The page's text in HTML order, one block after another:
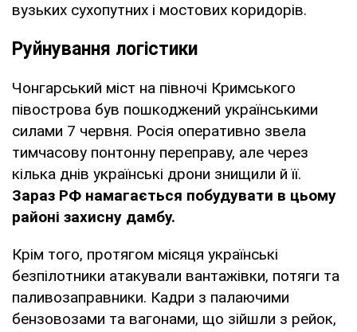
вузьких сухопутних і мостових коридорів.
Руйнування логістики
Чонгарський міст на півночі Кримського
півострова був пошкоджений українськими
силами 7 червня. Росія оперативно звела
тимчасову понтонну переправу, але через
кілька днів українські дрони знищили й її.
Зараз РФ намагається побудувати в цьому
районі захисну дамбу.
Крім того, протягом місяця українські
безпілотники атакували вантажівки, потяги та
паливозаправники. Кадри з палаючими
бензовозами та вагонами, що зійшли з рейок,